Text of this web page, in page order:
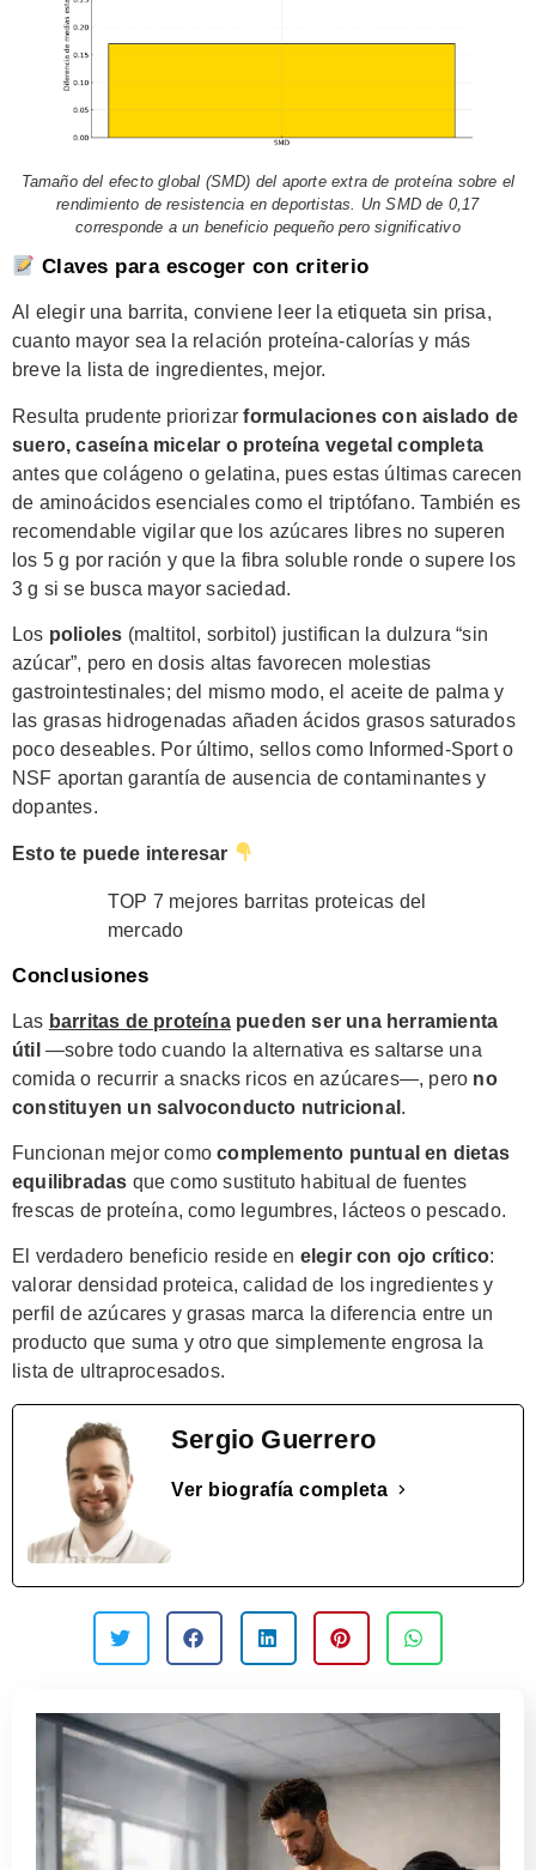
Tamaño del efecto global (SMD) del aporte extra de proteína sobre el
rendimiento de resistencia en deportistas. Un SMD de 0,17
corresponde a un beneficio pequeño pero significativo
Claves para escoger con criterio
Al elegir una barrita, conviene leer la etiqueta sin prisa,
cuanto mayor sea la relación proteína-calorías y más
breve la lista de ingredientes, mejor.
Resulta prudente priorizar formulaciones con aislado de
suero, caseína micelar o proteína vegetal completa
antes que colágeno o gelatina, pues estas últimas carecen
de aminoácidos esenciales como el triptófano. También es
recomendable vigilar que los azúcares libres no superen
los 5 g por ración y que la fibra soluble ronde o supere los
3 g si se busca mayor saciedad.
Los polioles (maltitol, sorbitol) justifican la dulzura “sin
azúcar”, pero en dosis altas favorecen molestias
gastrointestinales; del mismo modo, el aceite de palma y
las grasas hidrogenadas añaden ácidos grasos saturados
poco deseables. Por último, sellos como Informed-Sport o
NSF aportan garantía de ausencia de contaminantes y
dopantes.
Esto te puede interesar
TOP 7 mejores barritas proteicas del
mercado
Conclusiones
Las barritas de proteína pueden ser una herramienta
útil —sobre todo cuando la alternativa es saltarse una
comida o recurrir a snacks ricos en azúcares—, pero no
constituyen un salvoconducto nutricional .
Funcionan mejor comocomplemento puntual en dietas
equilibradas que como sustituto habitual de fuentes
frescas de proteína, como legumbres, lácteos o pescado.
El verdadero beneficio reside en elegir con ojo crítico:
valorar densidad proteica, calidad de los ingredientes y
perfil de azúcares y grasas marca la diferencia entre un
producto que suma y otro que simplemente engrosa la
lista de ultraprocesados.
Sergio Guerrero
Ver biografía completa